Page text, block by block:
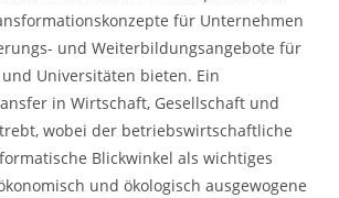
für Unternehmen
und Weiterbildungsangebote für
Universitäten bieten. Ein
in Wirtschaft, Gesellschaft und
wobei der betriebswirtschaftliche
Blickwinkel als wichtiges
und ökologisch ausgewogene